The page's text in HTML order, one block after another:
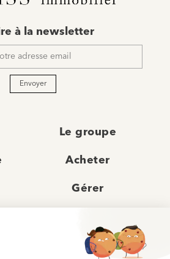
à la newsletter
Envoyer
Le groupe
Acheter
Gérer
Avis clients